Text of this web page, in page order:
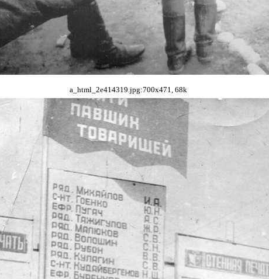
a_html_2e414319.jpg:700x471, 68k